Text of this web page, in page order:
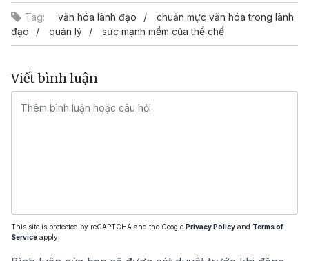
Tag: văn hóa lãnh đạo
chuẩn mực văn hóa trong lãnh
đạo
quản lý sức mạnh mềm của thể chế
Viết bình luận
This site is protected by reCAPTCHA and the Google Privacy Policy and Terms of
Service apply.